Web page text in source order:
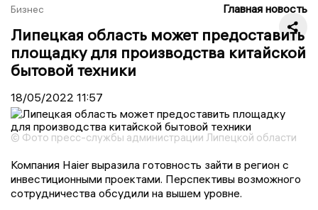
Бизнес Главная новость
Липецкая область может предоставить
площадку для производства китайской
бытовой техники
18/05/2022 11:57
© Фото пресс-службы администрации Липецкой области
Компания Haier выразила готовность зайти в регион с
инвестиционными проектами. Перспективы возможного
сотрудничества обсудили на вышем уровне.